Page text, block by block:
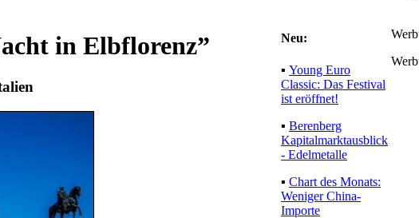
in Elbflorenz” Neu:
▪ Young Euro
Classic: Das Festival
ist eröffnet!
▪ Berenberg
Kapitalmarktausblick
- Edelmetalle
▪ Chart des Monats:
Weniger China-
Importe